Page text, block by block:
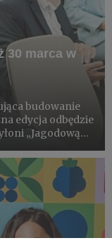
30 marca w
budowanie
edycja odbędzie
„Jagodową
marek